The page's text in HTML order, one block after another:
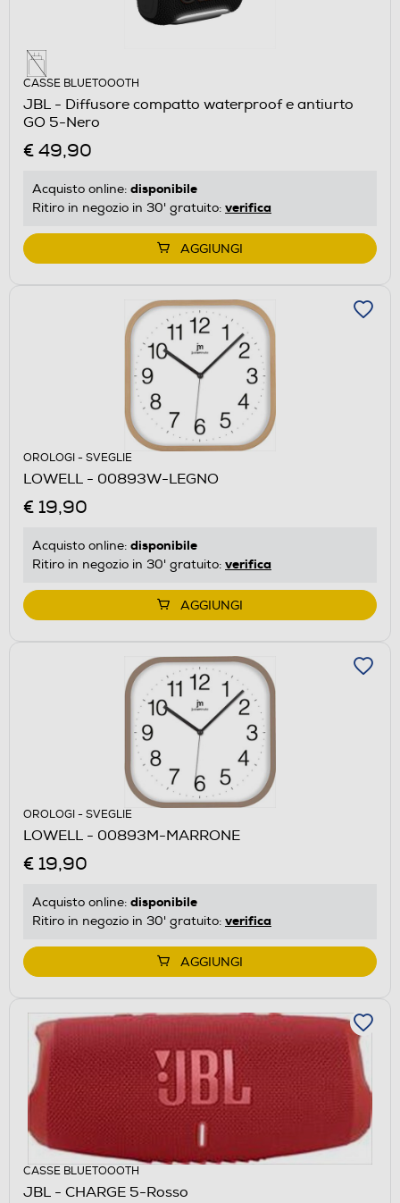
CASSE BLUETOOOTH
JBL - Diffusore compatto waterproof e antiurto
GO 5-Nero
€ 49,90
Acquisto online: disponibile
Ritiro in negozio in 30' gratuito: verifica
AGGIUNGI
OROLOGI - SVEGLIE
LOWELL - 00893W-LEGNO
€ 19,90
Acquisto online: disponibile
Ritiro in negozio in 30' gratuito: verifica
AGGIUNGI
OROLOGI - SVEGLIE
LOWELL - 00893M-MARRONE
€ 19,90
Acquisto online: disponibile
Ritiro in negozio in 30' gratuito: verifica
AGGIUNGI
CASSE BLUETOOOTH
JBL - CHARGE 5-Rosso